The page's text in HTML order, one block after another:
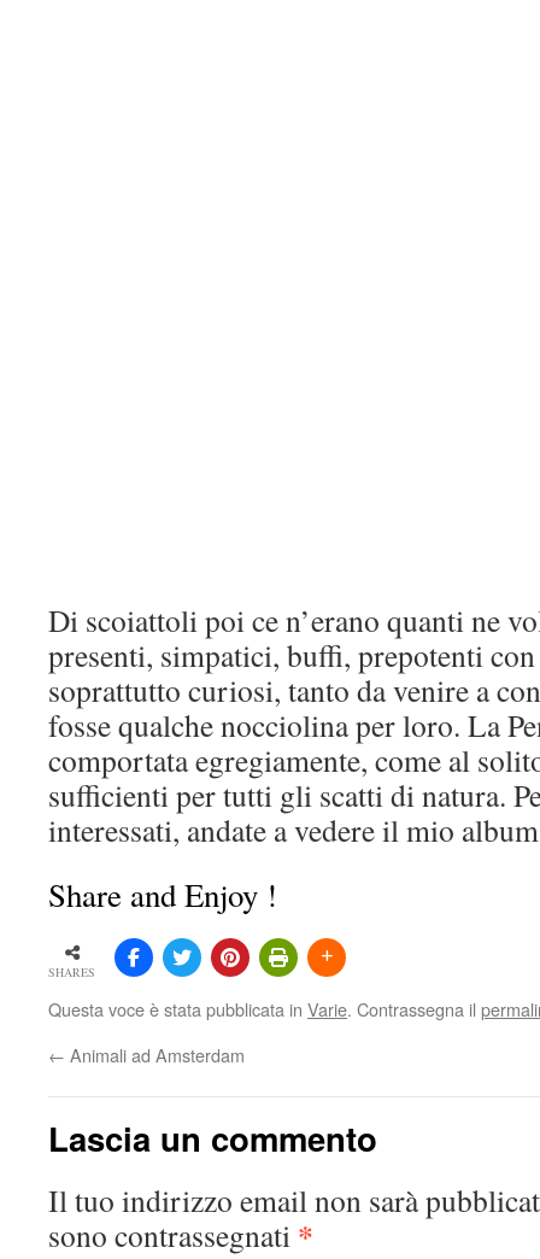
Di scoiattoli poi ce n’erano quanti ne
presenti, simpatici, buffi, prepotenti
soprattutto curiosi, tanto da venire a
fosse qualche nocciolina per loro. La
comportata egregiamente, come al
sufficienti per tutti gli scatti di natura.
interessati, andate a vedere il mio
Share and Enjoy !
SHARES
Questa voce è stata pubblicata in Varie. Contrassegna il
← Animali ad Amsterdam
Lascia un commento
Il tuo indirizzo email non sarà
sono contrassegnati *